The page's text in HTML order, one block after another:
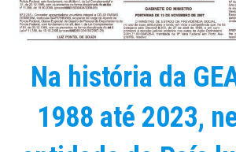
Na história da
1988 até 2023,